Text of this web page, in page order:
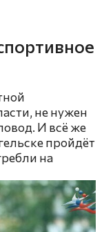
не нужен
И всё же
пройдёт
на